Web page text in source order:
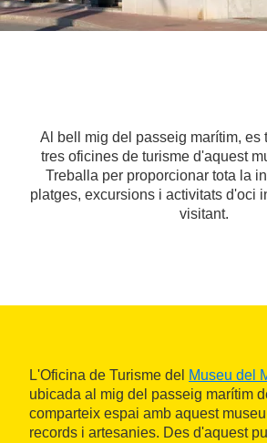
Al bell mig del passeig marítim, es
tres oficines de turisme d'aquest
Treballa per proporcionar tota la
platges, excursions i activitats d'oci
visitant.
L'Oficina de Turisme del Museu del
ubicada al mig del passeig marítim
comparteix espai amb aquest
records i artesanies. Des d'aquest